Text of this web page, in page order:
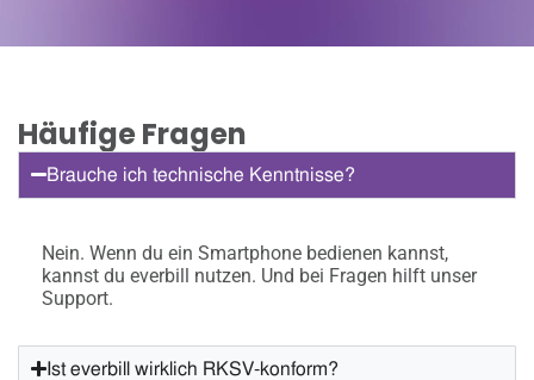
Häufige Fragen
Brauche ich technische Kenntnisse?
Nein. Wenn du ein Smartphone bedienen kannst,
kannst du everbill nutzen. Und bei Fragen hilft unser
Support.
Ist everbill wirklich RKSV-konform?